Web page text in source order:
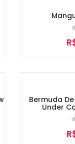
Bermuda
Under